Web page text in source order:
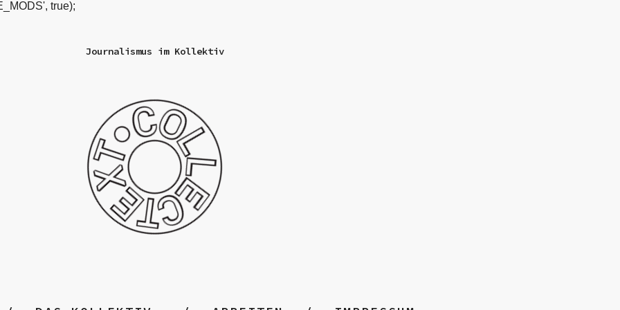
true);
Journalismus im Kollektiv